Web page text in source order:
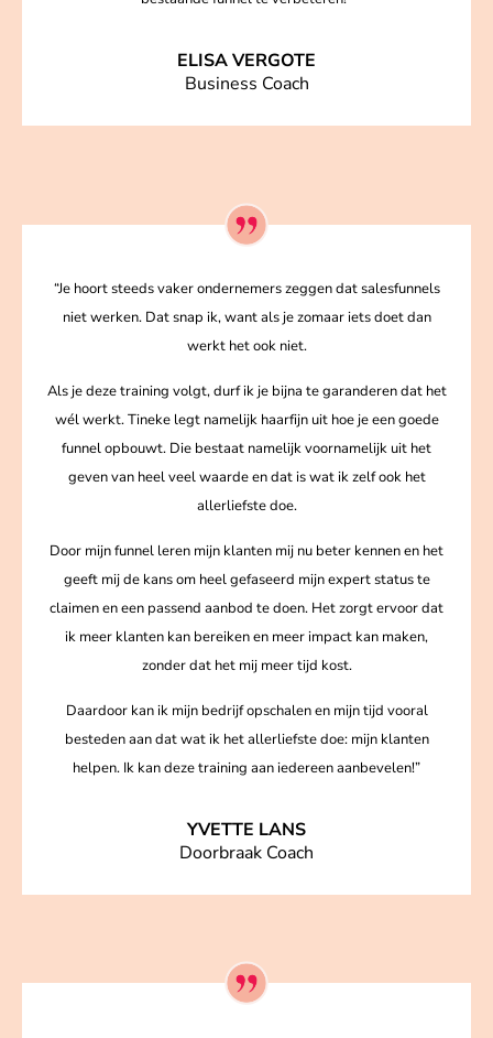
ELISA VERGOTE
Business Coach
“Je hoort steeds vaker ondernemers zeggen dat salesfunnels
niet werken. Dat snap ik, want als je zomaar iets doet dan
werkt het ook niet.
Als je deze training volgt, durf ik je bijna te garanderen dat het
wél werkt. Tineke legt namelijk haarfijn uit hoe je een goede
funnel opbouwt. Die bestaat namelijk voornamelijk uit het
geven van heel veel waarde en dat is wat ik zelf ook het
allerliefste doe.
Door mijn funnel leren mijn klanten mij nu beter kennen en het
geeft mij de kans om heel gefaseerd mijn expert status te
claimen en een passend aanbod te doen. Het zorgt ervoor dat
ik meer klanten kan bereiken en meer impact kan maken,
zonder dat het mij meer tijd kost.
Daardoor kan ik mijn bedrijf opschalen en mijn tijd vooral
besteden aan dat wat ik het allerliefste doe: mijn klanten
helpen. Ik kan deze training aan iedereen aanbevelen!”
YVETTE LANS
Doorbraak Coach